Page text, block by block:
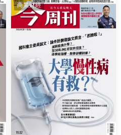
商業财經